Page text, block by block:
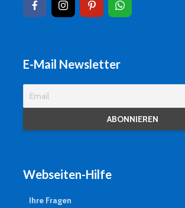
E-Mail Newsletter
Webseiten-Hilfe
Ihre Fragen